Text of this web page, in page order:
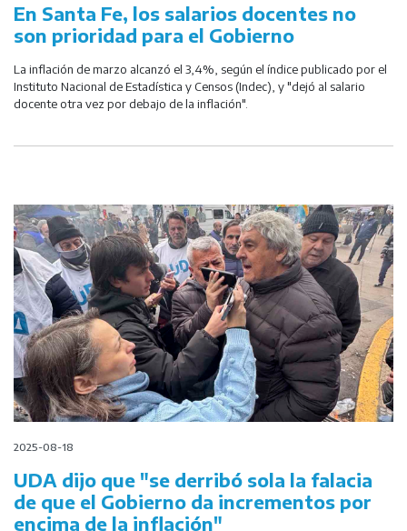
En Santa Fe, los salarios docentes no
son prioridad para el Gobierno
La inflación de marzo alcanzó el 3,4%, según el índice publicado por el
Instituto Nacional de Estadística y Censos (Indec), y "dejó al salario
docente otra vez por debajo de la inflación".
2025-08-18
UDA dijo que "se derribó sola la falacia
de que el Gobierno da incrementos por
encima de la inflación"